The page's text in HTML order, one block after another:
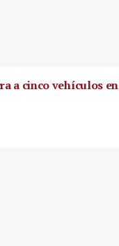
a cinco vehículos en